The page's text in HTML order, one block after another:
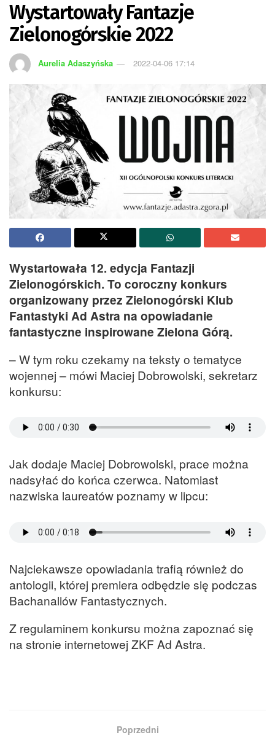
Wystartowały Fantazje
Zielonogórskie 2022
Aurelia Adaszyńska 2022-04-06 17:14
Wystartowała 12. edycja Fantazji
Zielonogórskich. To coroczny konkurs
organizowany przez Zielonogórski Klub
Fantastyki Ad Astra na opowiadanie
fantastyczne inspirowane Zielona Górą.
– W tym roku czekamy na teksty o tematyce
wojennej – mówi Maciej Dobrowolski, sekretarz
konkursu:
Jak dodaje Maciej Dobrowolski, prace można
nadsyłać do końca czerwca. Natomiast
nazwiska laureatów poznamy w lipcu:
Najciekawsze opowiadania trafią również do
antologii, której premiera odbędzie się podczas
Bachanaliów Fantastycznych.
Z regulaminem konkursu można zapoznać się
na stronie internetowej ZKF Ad Astra.
Poprzedni